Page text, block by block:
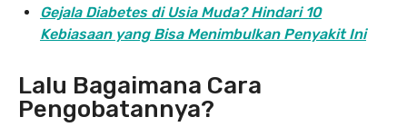
Gejala Diabetes di Usia Muda? Hindari 10
Kebiasaan yang Bisa Menimbulkan Penyakit Ini
Lalu Bagaimana Cara
Pengobatannya?